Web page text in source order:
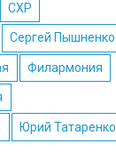
СХР
Сергей Пышненко
Филармония
Юрий Татаренко